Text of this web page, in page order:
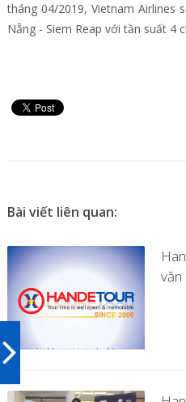
tháng 04/2019, Vietnam Airlines
Nẵng - Siem Reap với tần suất 4
Bài viết liên quan: